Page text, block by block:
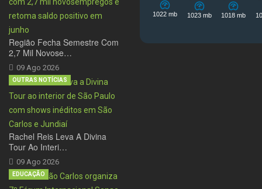
Região Fecha Semestre Com
2,7 Mil Novose…
09 Ago 2026
Rachel Reis Leva A Divina
Tour Ao Interi…
09 Ago 2026
OUTRAS NOTÍCIAS
EDUCAÇÃO